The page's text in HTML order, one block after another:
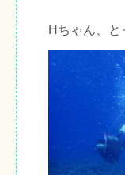
Hちゃん、と